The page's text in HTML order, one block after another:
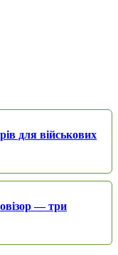
для військових
— три